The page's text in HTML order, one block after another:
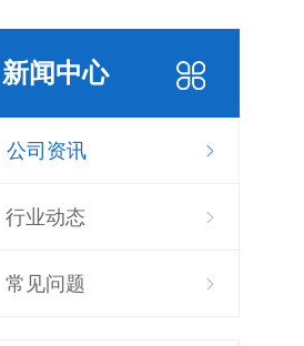
新闻中心
公司资讯
行业动态
常见问题